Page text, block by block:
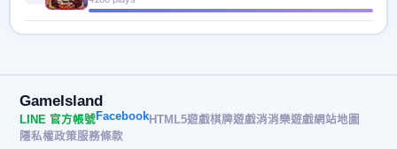
GameIsland
LINE 官方帳號FacebookHTML5遊戲棋牌遊戲消消樂遊戲網站地圖
隱私權政策服務條款